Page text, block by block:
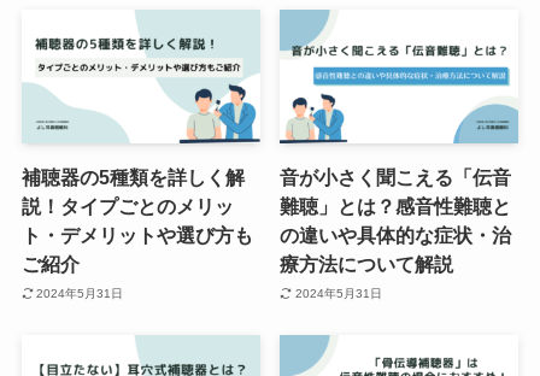
補聴器の5種類を詳しく解
説！タイプごとのメリッ
ト・デメリットや選び方も
ご紹介
2024年5月31日
音が小さく聞こえる「伝音
難聴」とは？感音性難聴と
の違いや具体的な症状・治
療方法について解説
2024年5月31日